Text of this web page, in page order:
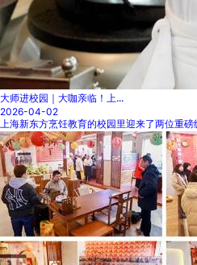
大师进校园｜大咖亲临！上...
2026-04-02
上海新东方烹饪教育的校园里迎来了两位重